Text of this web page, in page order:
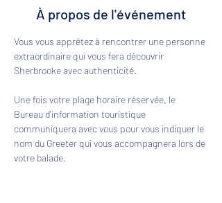
À propos de l'événement
Vous vous apprêtez à rencontrer une personne
extraordinaire qui vous fera découvrir
Sherbrooke avec authenticité.
Une fois votre plage horaire réservée, le
Bureau d'information touristique
communiquera avec vous pour vous indiquer le
nom du Greeter qui vous accompagnera lors de
votre balade.